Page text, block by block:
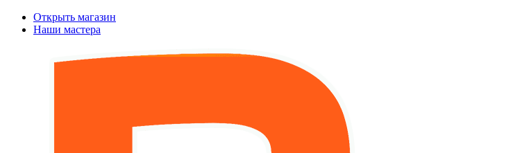
Открыть магазин
Наши мастера